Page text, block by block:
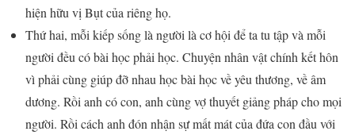
hiện hữu vị Bụt của riêng họ.
Thứ hai, mỗi kiếp sống là người là cơ hội để ta tu tập và mỗi
người đều có bài học phải học. Chuyện nhân vật chính kết hôn
vì phải cùng giúp đỡ nhau học bài học về yêu thương, về âm
dương. Rồi anh có con, anh cùng vợ thuyết giảng pháp cho mọi
người. Rồi cách anh đón nhận sự mất mát của đứa con đầu với